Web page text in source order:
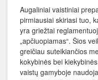
Augaliniai vaistiniai
pirmiausiai skiriasi tuo,
yra griežtai
„apčiuopiamas“. Šios
greičiau suteikiančios
kokybinės bei
vaistų gamyboje